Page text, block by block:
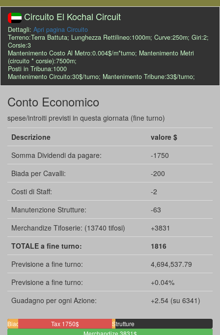
Circuito El Kochal Circuit
Dettagli: Apri pagina Circuito
Terreno:Terra Battuta; Lunghezza Rettilineo:1000m; Curve:250m; Giri:2;
Corsie:3
Mantenimento Costo Al Metro:0.004$/m*turno; Mantenimento Metri
(circuito * corsie):7500m;
Posti in Tribuna:1000
Mantenimento Circuito:30$/turno; Mantenimento Tribune:33$/turno;
Conto Economico
spese/introiti previsti in questa giornata (fine turno)
Descrizione
valore $
Somma Dividendi da pagare:
-1750
Biada per Cavalli:
-200
Costi di Staff:
-2
Manutenzione Strutture:
-63
Merchandize Tifoserie: (13740 tifosi)
+3831
TOTALE a fine turno:
1816
Previsione a fine turno:
4,694,537.79
Previsione a fine turno:
+0.04%
Guadagno per ogni Azione:
+2.54 (su 6341)
BiadaStaff
Tax 1750$
Strutture